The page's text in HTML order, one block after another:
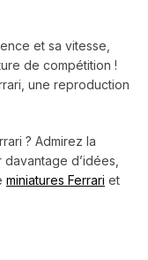
et sa vitesse,
de compétition !
une reproduction
? Admirez la
davantage d’idées,
miniatures Ferrari et